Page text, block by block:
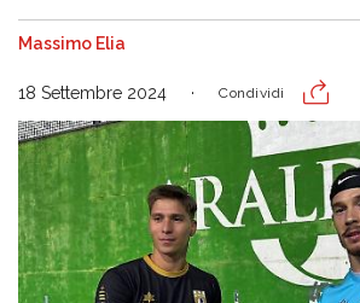
Massimo Elia
18 Settembre 2024 Condividi